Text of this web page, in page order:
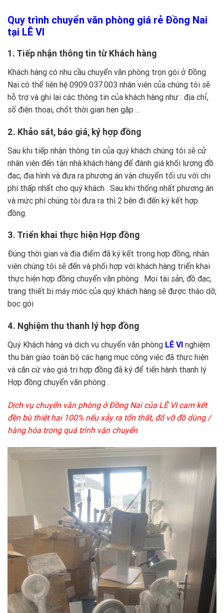
Quy trình chuyển văn phòng giá rẻ Đồng Nai
tại LÊ VI
1. Tiếp nhận thông tin từ Khách hàng
Khách hàng có nhu cầu chuyển văn phòng trọn gói ở Đồng
Nai có thể liên hệ 0909.037.003 nhân viên của chúng tôi sẽ
hỗ trợ và ghi lại các thông tin của khách hàng như : địa chỉ,
số điện thoại, chốt thời gian hẹn gặp …
2. Khảo sát, báo giá, ký hợp đồng
Sau khi tiếp nhận thông tin của quý khách chúng tôi sẽ cử
nhân viên đến tận nhà khách hàng để đánh giá khối lượng đồ
đạc, địa hình và đưa ra phương án vận chuyển tối ưu với chi
phí thấp nhất cho quý khách . Sau khi thống nhất phương án
và mức phí chúng tôi đưa ra thì 2 bên đi đến ký kết hợp
đồng.
3. Triển khai thực hiện Hợp đồng
Đúng thời gian và địa điểm đã ký kết trong hợp đồng, nhân
viên chúng tôi sẽ đến và phối hợp với khách hàng triển khai
thực hiện hợp đồng chuyển văn phòng . Mọi tài sản, đồ đạc,
trang thiết bị máy móc của quý khách hàng sẽ được tháo dỡ,
bọc gói
4. Nghiệm thu thanh lý hợp đồng
Quý Khách hàng và dịch vụ chuyển văn phòng LÊ VI nghiệm
thu bàn giao toàn bộ các hạng mục công việc đã thực hiện
và căn cứ vào giá trị hợp đồng đã ký để tiến hành thanh lý
Hợp đồng chuyển văn phòng .
Dịch vụ chuyển văn phòng ở Đồng Nai của LÊ VIcam kết
đền bù thiệt hại 100% nếu xảy ra tổn thất, đổ vỡ đồ dùng /
hàng hóa trong quá trình vận chuyển